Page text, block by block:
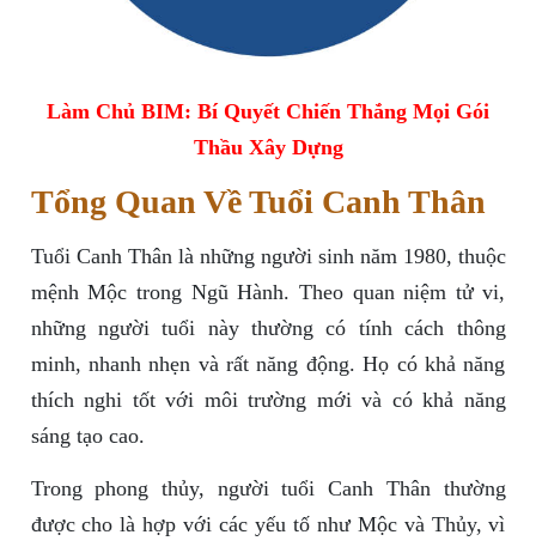
Làm Chủ BIM: Bí Quyết Chiến Thắng Mọi Gói
Thầu Xây Dựng
Tổng Quan Về Tuổi Canh Thân
Tuổi Canh Thân là những người sinh năm 1980, thuộc
mệnh Mộc trong Ngũ Hành. Theo quan niệm tử vi,
những người tuổi này thường có tính cách thông
minh, nhanh nhẹn và rất năng động. Họ có khả năng
thích nghi tốt với môi trường mới và có khả năng
sáng tạo cao.
Trong phong thủy, người tuổi Canh Thân thường
được cho là hợp với các yếu tố như Mộc và Thủy, vì